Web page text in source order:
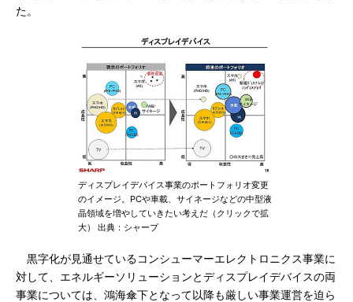
た。
ディスプレイデバイス事業のポートフォリオ変更
のイメージ。PCや車載、サイネージなどの中型液
晶領域を増やしていきたい考えだ（クリックで拡
大） 出典：シャープ
黒字化が見通せているコンシューマーエレクトロニクス事業に
対して、エネルギーソリューションとディスプレイデバイスの両
事業については、鴻海傘下となって以降も厳しい事業運営を迫ら